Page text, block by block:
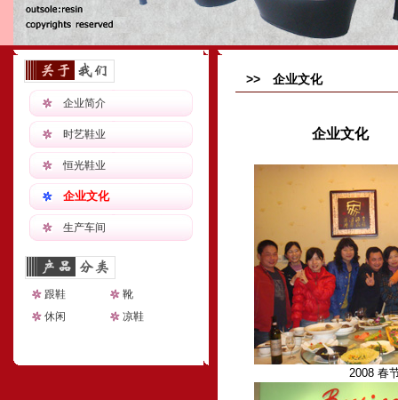
企业简介
时艺鞋业
恒光鞋业
企业文化
生产车间
跟鞋
靴
休闲
凉鞋
>> 企业文化
企业文化
2008 春